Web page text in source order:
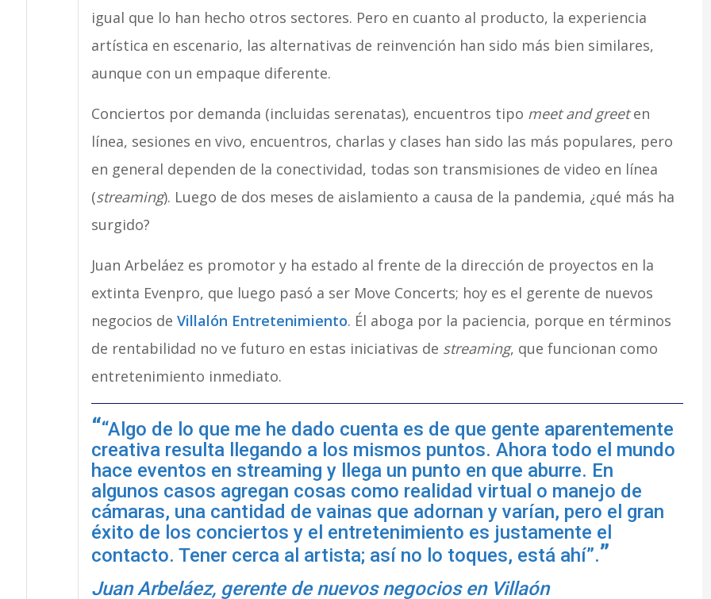
igual que lo han hecho otros sectores. Pero en cuanto al producto, la experiencia
artística en escenario, las alternativas de reinvención han sido más bien similares,
aunque con un empaque diferente.
Conciertos por demanda (incluidas serenatas), encuentros tipo meet and greeten
línea, sesiones en vivo, encuentros, charlas y clases han sido las más populares, pero
en general dependen de la conectividad, todas son transmisiones de video en línea
(streaming). Luego de dos meses de aislamiento a causa de la pandemia, ¿qué más ha
surgido?
Juan Arbeláez es promotor y ha estado al frente de la dirección de proyectos en la
extinta Evenpro, que luego pasó a ser Move Concerts; hoy es el gerente de nuevos
negocios de Villalón Entretenimiento. Él aboga por la paciencia, porque en términos
de rentabilidad no ve futuro en estas iniciativas de streaming, que funcionan como
entretenimiento inmediato.
“Algo de lo que me he dado cuenta es de que gente aparentemente
creativa resulta llegando a los mismos puntos. Ahora todo el mundo
hace eventos en streaming y llega un punto en que aburre. En
algunos casos agregan cosas como realidad virtual o manejo de
cámaras, una cantidad de vainas que adornan y varían, pero el gran
éxito de los conciertos y el entretenimiento es justamente el
contacto. Tener cerca al artista; así no lo toques, está ahí”.
Juan Arbeláez, gerente de nuevos negocios en Villaón